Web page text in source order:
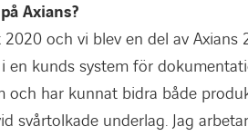
Axians?
2020 och vi blev en del av
kunds system för
och har kunnat bidra både
svårtolkade underlag. Jag